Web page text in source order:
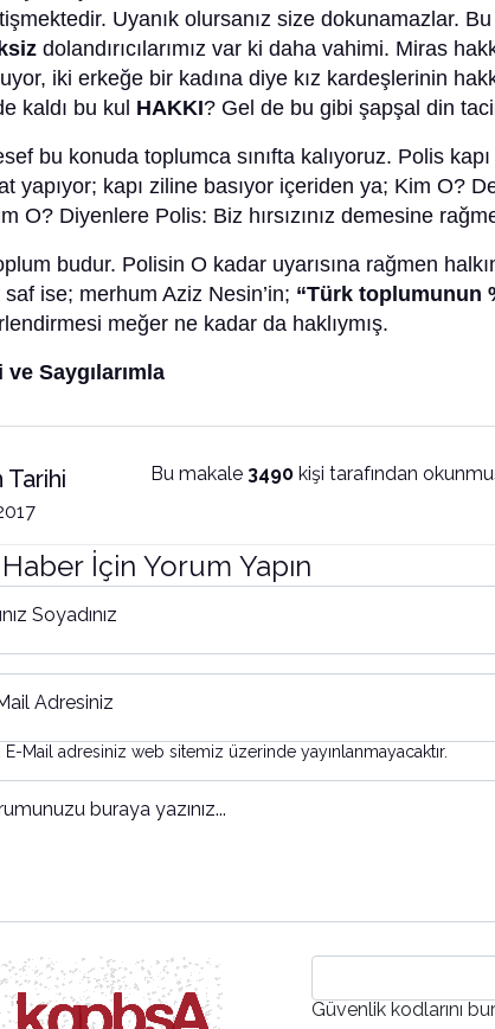
Uyanık olursanız size dokunamazlar.
dolandırıcılarımız var ki daha vahimi. Miras
iki erkeğe bir kadına diye kız kardeşlerinin
kaldı bu kul HAKKI? Gel de bu gibi şapşal din
bu konuda toplumca sınıfta kalıyoruz. Polis
yapıyor; kapı ziline basıyor içeriden ya; Kim O?
O? Diyenlere Polis: Biz hırsızınız demesine
budur. Polisin O kadar uyarısına rağmen
saf ise; merhum Aziz Nesin’in; “Türk toplumunun
meğer ne kadar da haklıymış.
ve Saygılarımla
Tarihi Bu makale 3490kişi tarafından
İçin Yorum Yapın
Soyadınız
Adresiniz
E-Mail adresiniz web sitemiz üzerinde yayınlanmayacaktır.
buraya yazınız...
Güvenlik kodlarını